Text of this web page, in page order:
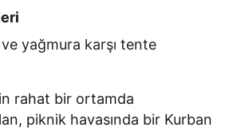
yağmura karşı tente
rahat bir ortamda
piknik havasında bir Kurban